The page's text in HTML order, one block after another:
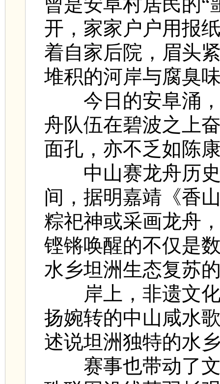
开，家家户户用报
着自家后院，眉头
堆积的河岸与腐臭
今日的安阜涌
舟队伍在碧波之上
面孔，亦不乏如陈
中山赛龙舟历
间，据明嘉靖《香
粽祀神或采画龙舟
铿锵唤醒的不仅是
水乡坦洲生态复苏
岸上，非遗文
扬婉转的中山咸水
述说坦洲独特的水
赛事也带动了